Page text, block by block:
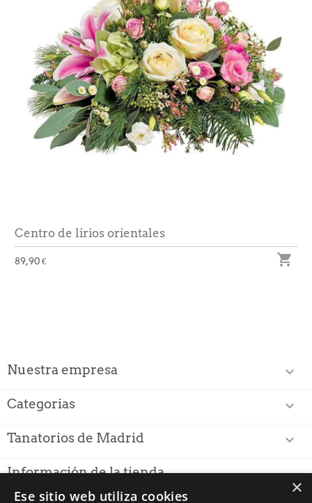
Centro de lirios orientales
89,90 € 
Nuestra empresa 
Categorias 
Tanatorios de Madrid 
Información de la tienda
PUNTUACIÓN PARA ×
Ese sitio web utiliza cookies